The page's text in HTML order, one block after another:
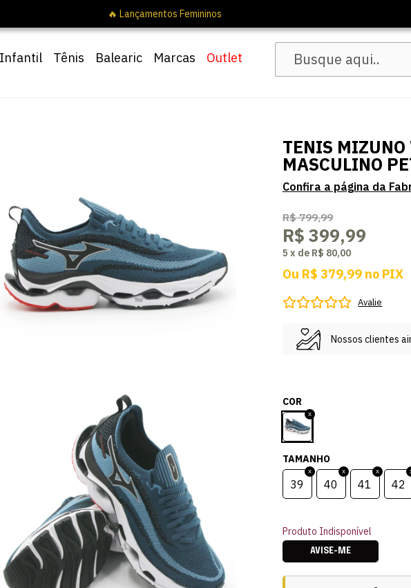
Infantil Tênis Balearic Marcas Outlet
TENIS MIZUNO
MASCULINO
R$ 799,99
R$ 399,99
5 x de R$ 80,00
Ou R$ 379,99 no PIX
Avalie
Nossos clientes
COR
TAMANHO
39 40 41 42
Produto Indisponível
AVISE-ME